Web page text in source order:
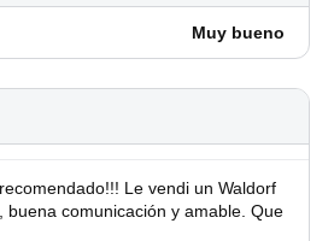
Muy bueno
Le vendi un Waldorf
buena comunicación y amable. Que